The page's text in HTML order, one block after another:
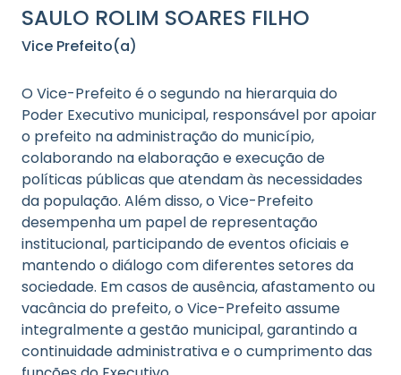
SAULO ROLIM SOARES FILHO
Vice Prefeito(a)
O Vice-Prefeito é o segundo na hierarquia do
Poder Executivo municipal, responsável por apoiar
o prefeito na administração do município,
colaborando na elaboração e execução de
políticas públicas que atendam às necessidades
da população. Além disso, o Vice-Prefeito
desempenha um papel de representação
institucional, participando de eventos oficiais e
mantendo o diálogo com diferentes setores da
sociedade. Em casos de ausência, afastamento ou
vacância do prefeito, o Vice-Prefeito assume
integralmente a gestão municipal, garantindo a
continuidade administrativa e o cumprimento das